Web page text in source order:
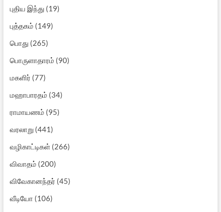
புதிய இந்து (19)
புத்தகம் (149)
பொது (265)
பொருளாதாரம் (90)
மகளிர் (77)
மஹாபாரதம் (34)
ராமாயணம் (95)
வரலாறு(441)
வழிகாட்டிகள்(266)
விவாதம் (200)
விவேகானந்தர் (45)
வீடியோ (106)